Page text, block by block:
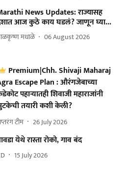
News Updates: राज्यासह
आज कुठे काय घडलं? जाणून घ्या...
मधाळे 06 August 2026
Premium|Chh. Shivaji Maharaj
Escape Plan : औरंगजेबाच्या
पहाऱ्यातही शिवाजी महाराजांनी
तयारी कशी केली?
टीम 26 July 2026
येथे रास्ता रोको, गाव बंद
15 July 2026